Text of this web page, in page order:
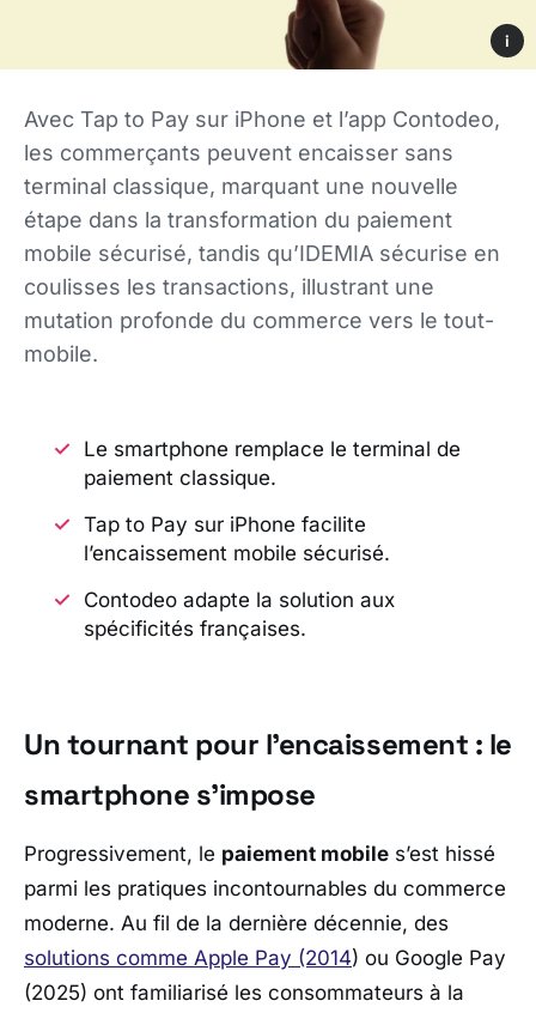
i
Avec Tap to Pay sur iPhone et l’app Contodeo,
les commerçants peuvent encaisser sans
terminal classique, marquant une nouvelle
étape dans la transformation du paiement
mobile sécurisé, tandis qu’IDEMIA sécurise en
coulisses les transactions, illustrant une
mutation profonde du commerce vers le tout-
mobile.
Le smartphone remplace le terminal de
paiement classique.
Tap to Pay sur iPhone facilite
l’encaissement mobile sécurisé.
Contodeo adapte la solution aux
spécificités françaises.
Un tournant pour l’encaissement : le
smartphone s’impose
Progressivement, le paiement mobile s’est hissé
parmi les pratiques incontournables du commerce
moderne. Au fil de la dernière décennie, des
solutions comme Apple Pay (2014) ou Google Pay
(2025) ont familiarisé les consommateurs à la